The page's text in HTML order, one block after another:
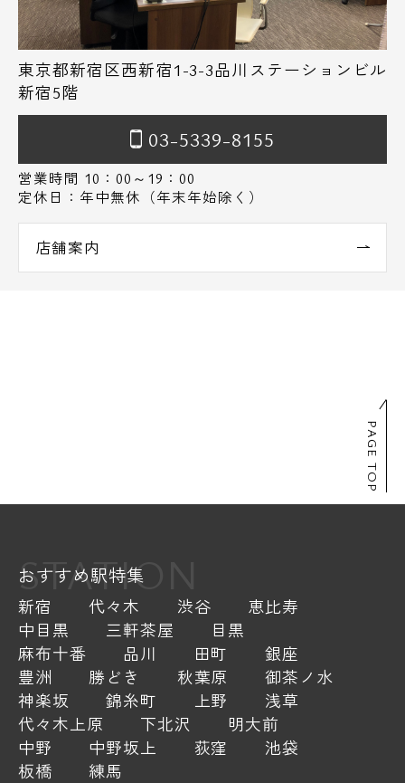
東京都新宿区西新宿1-3-3品川ステーションビル
新宿5階
03-5339-8155
営業時間 10：00～19：00
定休日：年中無休（年末年始除く）
店舗案内
PAGE TOP
STATION
おすすめ駅特集
新宿 代々木 渋谷
恵比寿
中目黒
三軒茶屋
目黒
麻布十番
品川 田町
銀座
豊洲
勝どき 秋葉原
御茶ノ水
神楽坂
錦糸町 上野
浅草
代々木上原
下北沢
明大前
中野
中野坂上 荻窪
池袋
板橋
練馬